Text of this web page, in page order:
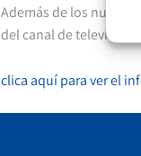
Además de los
del canal de televisión
clica aquí para ver el